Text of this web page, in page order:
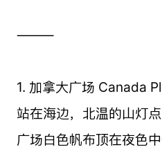
⸻
1. 加拿大广场 Canada
站在海边，北温的山灯
广场白色帆布顶在夜色